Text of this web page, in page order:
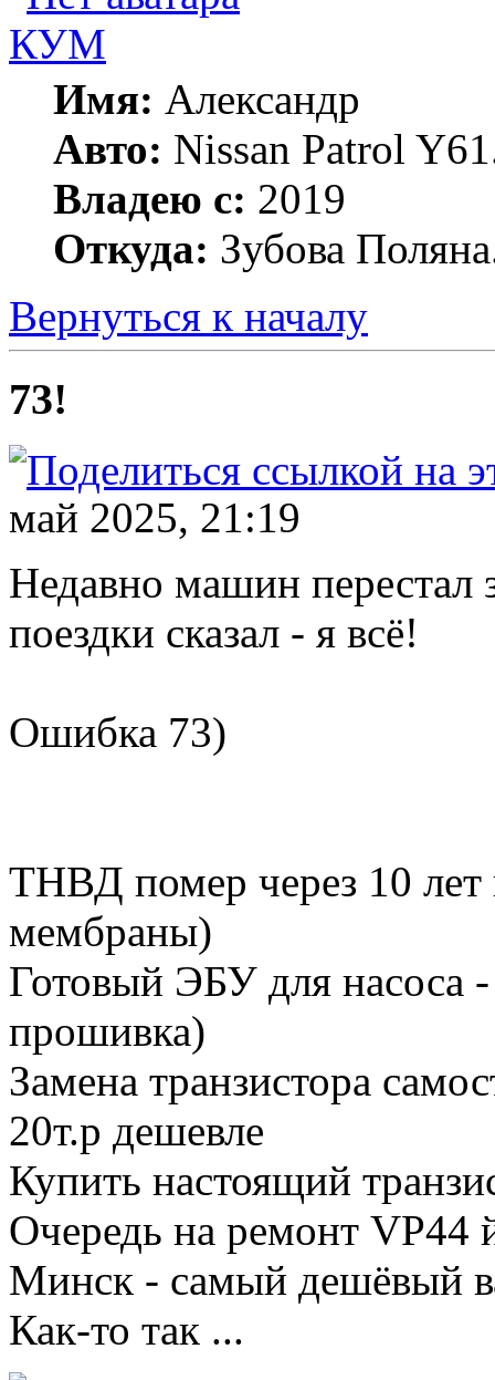
КУМ
Имя: Александр
Авто: Nissan Patrol
Владею с: 2019
Откуда: Зубова
Вернуться к началу
73!
май 2025, 21:19
Недавно машин перестал
поездки сказал - я всё!
Ошибка 73)
ТНВД помер через 10 лет
мембраны)
Готовый ЭБУ для насоса
прошивка)
Замена транзистора
20т.р дешевле
Купить настоящий
Очередь на ремонт VP44
Минск - самый дешёвый
Как-то так ...